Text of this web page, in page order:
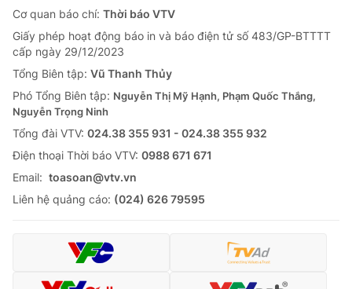
Cơ quan báo chí: Thời báo VTV
Giấy phép hoạt động báo in và báo điện tử số 483/GP-BTTTT
cấp ngày 29/12/2023
Tổng Biên tập: Vũ Thanh Thủy
Phó Tổng Biên tập: Nguyễn Thị Mỹ Hạnh, Phạm Quốc Thắng,
Nguyễn Trọng Ninh
Tổng đài VTV: 024.38 355 931 - 024.38 355 932
Ðiện thoại Thời báo VTV: 0988 671 671
Email: toasoan@vtv.vn
Liên hệ quảng cáo: (024) 626 79595